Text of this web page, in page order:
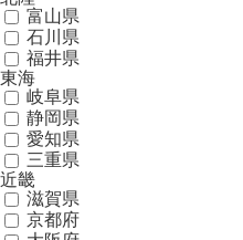
富山県
石川県
福井県
東海
岐阜県
静岡県
愛知県
三重県
近畿
滋賀県
京都府